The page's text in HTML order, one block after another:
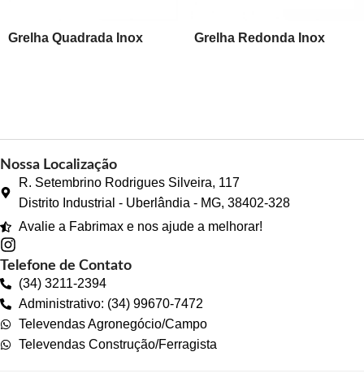
Grelha Quadrada Inox Grelha Redonda Inox
Nossa Localização
R. Setembrino Rodrigues Silveira, 117
Distrito Industrial - Uberlândia - MG, 38402-328
Avalie a Fabrimax e nos ajude a melhorar!
Telefone de Contato
(34) 3211-2394
Administrativo: (34) 99670-7472
Televendas Agronegócio/Campo
Televendas Construção/Ferragista